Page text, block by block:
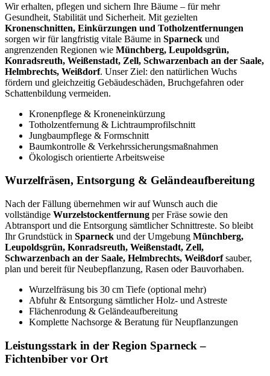
Wir erhalten, pflegen und sichern Ihre Bäume – für mehr
Gesundheit, Stabilität und Sicherheit. Mit gezielten
Kronenschnitten, Einkürzungen und Totholzentfernungen
sorgen wir für langfristig vitale Bäume in Sparneck und
angrenzenden Regionen wie Münchberg, Leupoldsgrün,
Konradsreuth, Weißenstadt, Zell, Schwarzenbach an der Saale,
Helmbrechts, Weißdorf. Unser Ziel: den natürlichen Wuchs
fördern und gleichzeitig Gebäudeschäden, Bruchgefahren oder
Schattenbildung vermeiden.
Kronenpflege & Kroneneinkürzung
Totholzentfernung & Lichtraumprofilschnitt
Jungbaumpflege & Formschnitt
Baumkontrolle & Verkehrssicherungsmaßnahmen
Ökologisch orientierte Arbeitsweise
Wurzelfräsen, Entsorgung & Geländeaufbereitung
Nach der Fällung übernehmen wir auf Wunsch auch die
vollständige Wurzelstockentfernung per Fräse sowie den
Abtransport und die Entsorgung sämtlicher Schnittreste. So bleibt
Ihr Grundstück in Sparneck und der Umgebung Münchberg,
Leupoldsgrün, Konradsreuth, Weißenstadt, Zell,
Schwarzenbach an der Saale, Helmbrechts, Weißdorfsauber,
plan und bereit für Neubepflanzung, Rasen oder Bauvorhaben.
Wurzelfräsung bis 30 cm Tiefe (optional mehr)
Abfuhr & Entsorgung sämtlicher Holz- und Astreste
Flächenrodung & Geländeaufbereitung
Komplette Nachsorge & Beratung für Neupflanzungen
Leistungsstark in der Region Sparneck –
Fichtenbiber vor Ort